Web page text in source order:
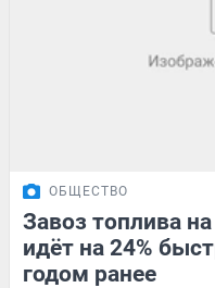
ОБЩЕСТВО
Завоз топлива
идёт на 24%
годом ранее